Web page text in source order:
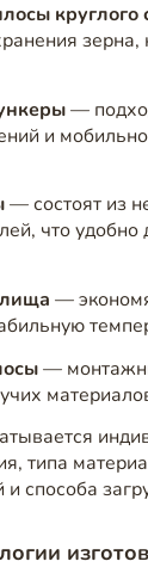
круглого
зерна,
—
и
— состоят из
что удобно
—
—
типа
способа